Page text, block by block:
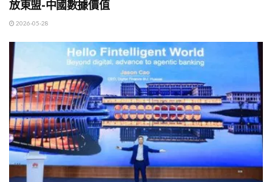
放東盟-中國數據價值
2026-05-28